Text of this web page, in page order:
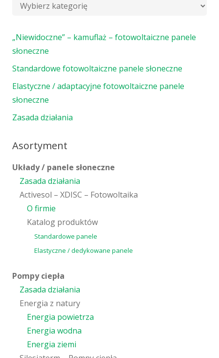
„Niewidoczne” – kamuflaż – fotowoltaiczne panele
słoneczne
Standardowe fotowoltaiczne panele słoneczne
Elastyczne / adaptacyjne fotowoltaiczne panele
słoneczne
Zasada działania
Asortyment
Układy / panele słoneczne
Zasada działania
Activesol – XDISC – Fotowoltaika
O firmie
Katalog produktów
Standardowe panele
Elastyczne / dedykowane panele
Pompy ciepła
Zasada działania
Energia z natury
Energia powietrza
Energia wodna
Energia ziemi